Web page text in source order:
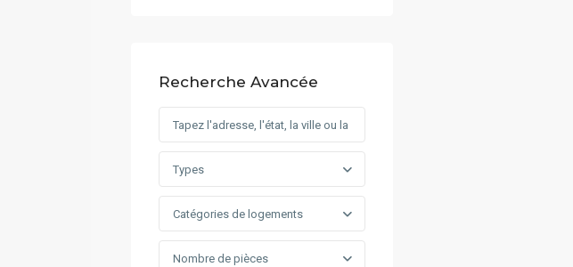
Recherche Avancée
Types
Catégories de logements
Nombre de pièces